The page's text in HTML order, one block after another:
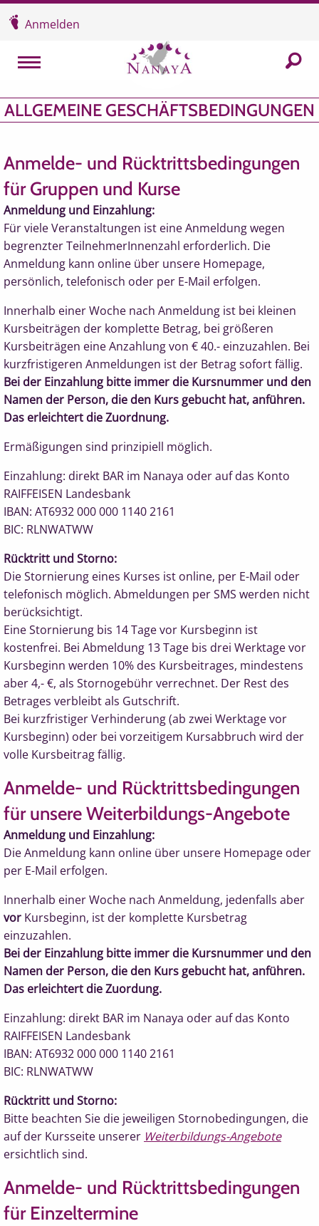
Überspringen und zum Inhalt
Anmelden
MENU In
ALLGEMEINE GESCHÄFTSBEDINGUNGEN
Anmelde- und Rücktrittsbedingungen
für Gruppen und Kurse
Anmeldung und Einzahlung:
Für viele Veranstaltungen ist eine Anmeldung wegen
begrenzter TeilnehmerInnenzahl erforderlich. Die
Anmeldung kann online über unsere Homepage,
persönlich, telefonisch oder per E-Mail erfolgen.
Innerhalb einer Woche nach Anmeldung ist bei kleinen
Kursbeiträgen der komplette Betrag, bei größeren
Kursbeiträgen eine Anzahlung von € 40.- einzuzahlen. Bei
kurzfristigeren Anmeldungen ist der Betrag sofort fällig.
Bei der Einzahlung bitte immer die Kursnummer und den
Namen der Person, die den Kurs gebucht hat, anführen.
Das erleichtert die Zuordnung.
Ermäßigungen sind prinzipiell möglich.
Einzahlung: direkt BAR im Nanaya oder auf das Konto
RAIFFEISEN Landesbank
IBAN: AT6932 000 000 1140 2161
BIC: RLNWATWW
Rücktritt und Storno:
Die Stornierung eines Kurses ist online, per E-Mail oder
telefonisch möglich. Abmeldungen per SMS werden nicht
berücksichtigt.
Eine Stornierung bis 14 Tage vor Kursbeginn ist
kostenfrei. Bei Abmeldung 13 Tage bis drei Werktage vor
Kursbeginn werden 10% des Kursbeitrages, mindestens
aber 4,- €, als Stornogebühr verrechnet. Der Rest des
Betrages verbleibt als Gutschrift.
Bei kurzfristiger Verhinderung (ab zwei Werktage vor
Kursbeginn) oder bei vorzeitigem Kursabbruch wird der
volle Kursbeitrag fällig.
Anmelde- und Rücktrittsbedingungen
für unsere Weiterbildungs-Angebote
Anmeldung und Einzahlung:
Die Anmeldung kann online über unsere Homepage oder
per E-Mail erfolgen.
Innerhalb einer Woche nach Anmeldung, jedenfalls aber
vor Kursbeginn, ist der komplette Kursbetrag
einzuzahlen.
Bei der Einzahlung bitte immer die Kursnummer und den
Namen der Person, die den Kurs gebucht hat, anführen.
Das erleichtert die Zuordung.
Einzahlung: direkt BAR im Nanaya oder auf das Konto
RAIFFEISEN Landesbank
IBAN: AT6932 000 000 1140 2161
BIC: RLNWATWW
Rücktritt und Storno:
Bitte beachten Sie die jeweiligen Stornobedingungen, die
auf der Kursseite unserer Weiterbildungs-Angebote
ersichtlich sind.
Anmelde- und Rücktrittsbedingungen
für Einzeltermine